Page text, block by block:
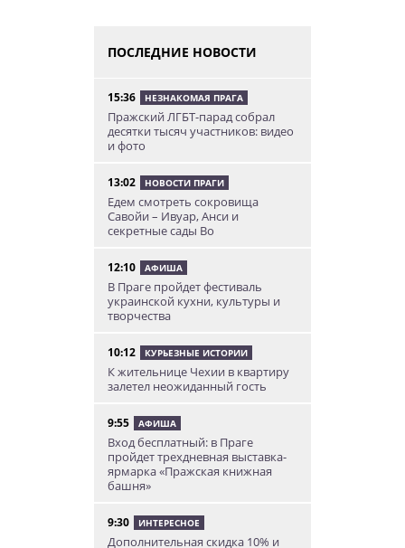
ПОСЛЕДНИЕ НОВОСТИ
15:36 НЕЗНАКОМАЯ ПРАГА
Пражский ЛГБТ-парад собрал
десятки тысяч участников: видео
и фото
13:02 НОВОСТИ ПРАГИ
Едем смотреть сокровища
Савойи – Ивуар, Анси и
секретные сады Во
12:10 АФИША
В Праге пройдет фестиваль
украинской кухни, культуры и
творчества
10:12 КУРЬЕЗНЫЕ ИСТОРИИ
К жительнице Чехии в квартиру
залетел неожиданный гость
9:55 АФИША
Вход бесплатный: в Праге
пройдет трехдневная выставка-
ярмарка «Пражская книжная
башня»
9:30 ИНТЕРЕСНОЕ
Дополнительная скидка 10% и